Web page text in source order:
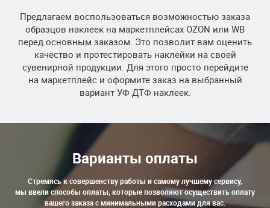
Предлагаем воспользоваться возможностью заказа
образцов наклеек на маркетплейсах OZON или WB
перед основным заказом. Это позволит вам оценить
качество и протестировать наклейки на своей
сувенирной продукции. Для этого просто перейдите
на маркетплейс и оформите заказ на выбранный
вариант УФ ДТФ наклеек.
Варианты оплаты
Стремясь к совершенству работы и самому лучшему сервису,
мы ввели способы оплаты, которые позволяют осуществить оплату
вашего заказа с минимальными расходами для вас.